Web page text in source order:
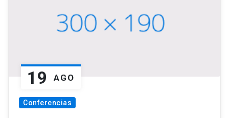
19 AGO
Conferencias